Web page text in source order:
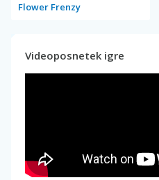
Flower Frenzy
Videoposnetek igre